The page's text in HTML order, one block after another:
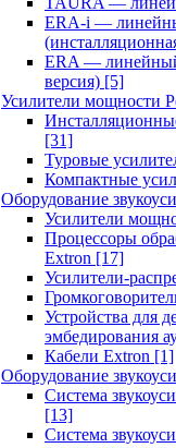
ERA-i —
ERA —
версия) [5]
Усилители мощности
[31]
Туровые
Компактные
Оборудование
Усилители
Процессоры
Extron [17]
Усилители-
Устройства для
эмбедирования
Кабели Extron [1]
Оборудование
Система
[13]
Система